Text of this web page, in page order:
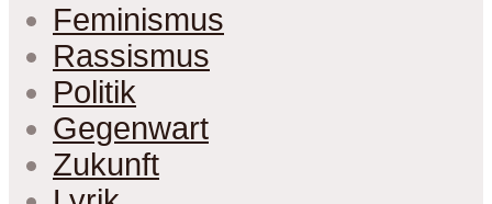
Feminismus
Rassismus
Politik
Gegenwart
Zukunft